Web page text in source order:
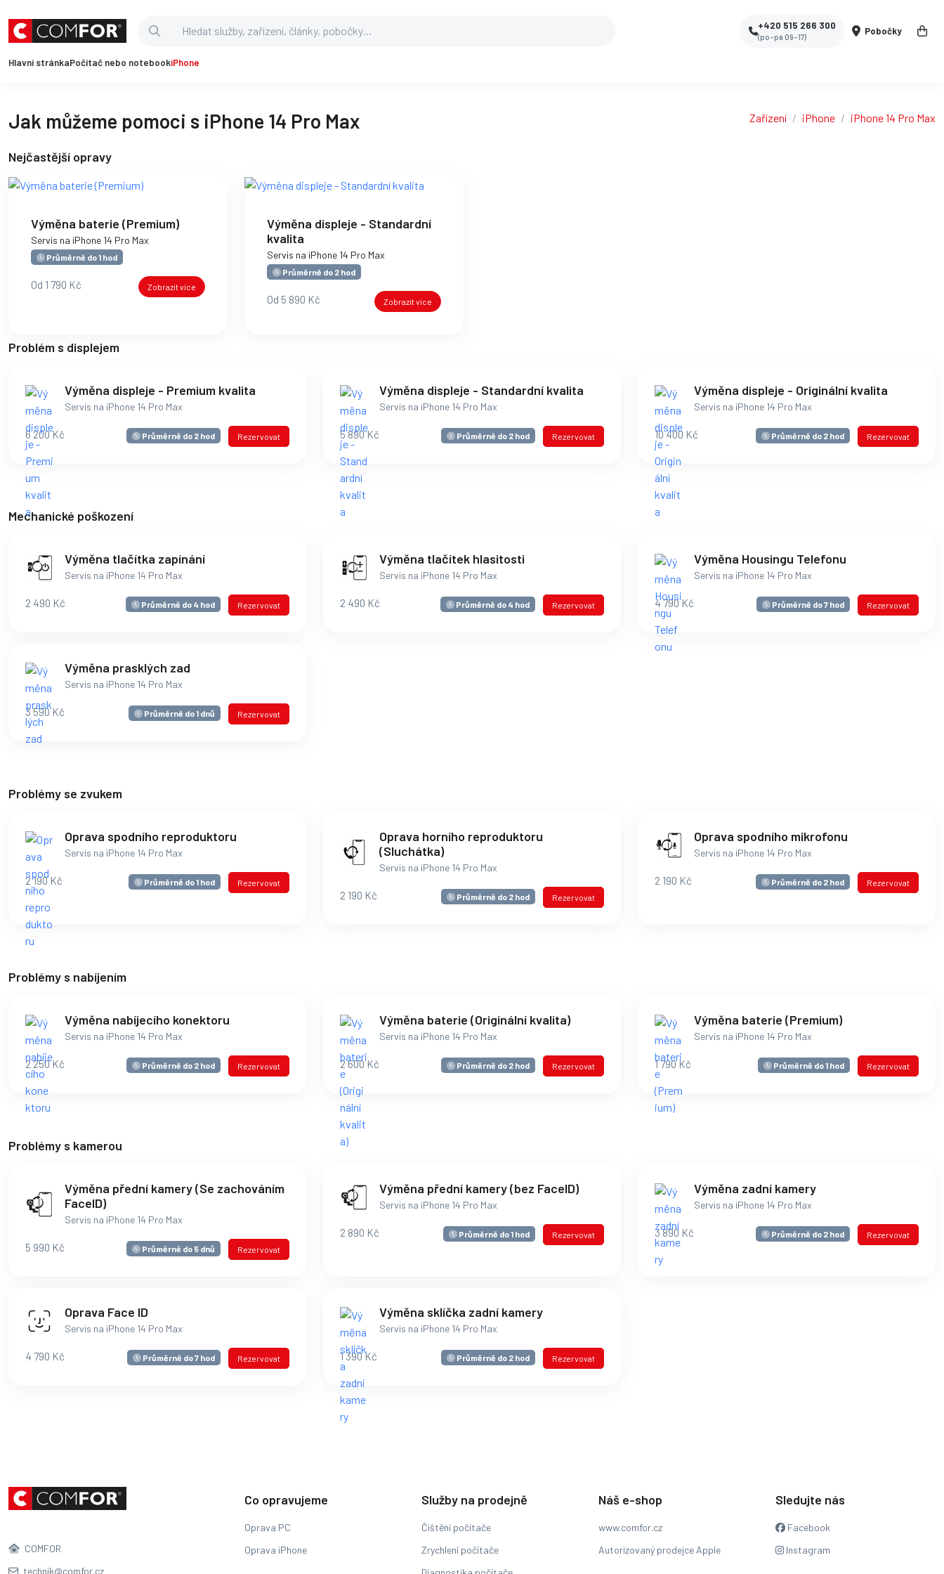
+420 515 266 300
(po-pá 09-17)
Pobočky
Hlavní stránkaPočítač nebo notebookiPhone
Jak můžeme pomoci s iPhone 14 Pro Max Zařízení iPhone iPhone 14 Pro Max
Nejčastější opravy
Výměna baterie (Premium)
Servis na iPhone 14 Pro Max
Průměrně do 1 hod
Od 1 790 Kč Zobrazit více
Výměna displeje - Standardní
kvalita
Servis na iPhone 14 Pro Max
Průměrně do 2 hod
Od 5 890 Kč Zobrazit více
Problém s displejem
Výměna displeje - Premium kvalita
Servis na iPhone 14 Pro Max
6 200 Kč Průměrně do 2 hod Rezervovat
Výměna displeje - Standardní kvalita
Servis na iPhone 14 Pro Max
5 890 Kč Průměrně do 2 hod Rezervovat
Výměna displeje - Originální kvalita
Servis na iPhone 14 Pro Max
10 400 Kč Průměrně do 2 hod Rezervovat
Mechanické poškození
Výměna tlačítka zapínání
Servis na iPhone 14 Pro Max
2 490 Kč Průměrně do 4 hod Rezervovat
Výměna tlačítek hlasitosti
Servis na iPhone 14 Pro Max
2 490 Kč Průměrně do 4 hod Rezervovat
Výměna Housingu Telefonu
Servis na iPhone 14 Pro Max
4 790 Kč Průměrně do 7 hod Rezervovat
Výměna prasklých zad
Servis na iPhone 14 Pro Max
3 590 Kč Průměrně do 1 dnů Rezervovat
Problémy se zvukem
Oprava spodního reproduktoru
Servis na iPhone 14 Pro Max
2 190 Kč Průměrně do 1 hod Rezervovat
Oprava horního reproduktoru
(Sluchátka)
Servis na iPhone 14 Pro Max
2 190 Kč Průměrně do 2 hod Rezervovat
Oprava spodního mikrofonu
Servis na iPhone 14 Pro Max
2 190 Kč Průměrně do 2 hod Rezervovat
Problémy s nabíjením
Výměna nabíjecího konektoru
Servis na iPhone 14 Pro Max
2 250 Kč Průměrně do 2 hod Rezervovat
Výměna baterie (Originální kvalita)
Servis na iPhone 14 Pro Max
2 600 Kč Průměrně do 2 hod Rezervovat
Výměna baterie (Premium)
Servis na iPhone 14 Pro Max
1 790 Kč Průměrně do 1 hod Rezervovat
Problémy s kamerou
Výměna přední kamery (Se zachováním
FaceID)
Servis na iPhone 14 Pro Max
5 990 Kč Průměrně do 5 dnů Rezervovat
Výměna přední kamery (bez FaceID)
Servis na iPhone 14 Pro Max
2 890 Kč Průměrně do 1 hod Rezervovat
Výměna zadní kamery
Servis na iPhone 14 Pro Max
3 890 Kč Průměrně do 2 hod Rezervovat
Oprava Face ID
Servis na iPhone 14 Pro Max
4 790 Kč Průměrně do 7 hod Rezervovat
Výměna sklíčka zadní kamery
Servis na iPhone 14 Pro Max
1 390 Kč Průměrně do 2 hod Rezervovat
COMFOR
technik@comfor.cz
Co opravujeme
Oprava PC
Oprava iPhone
Služby na prodejně
Čištění počítače
Zrychlení počítače
Náš e-shop
www.comfor.cz
Autorizovaný prodejce Apple
Sledujte nás
Facebook
Instagram